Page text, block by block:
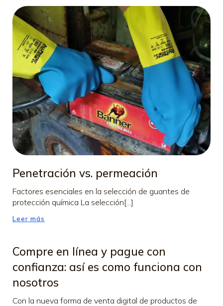
Penetración vs. permeación
Factores esenciales en la selección de guantes de
protección química La selección[...]
Leer más
Compre en línea y pague con
confianza: así es como funciona con
nosotros
Con la nueva forma de venta digital de productos de